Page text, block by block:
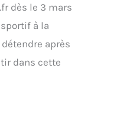
dès le 3 mars
à la
après
dans cette